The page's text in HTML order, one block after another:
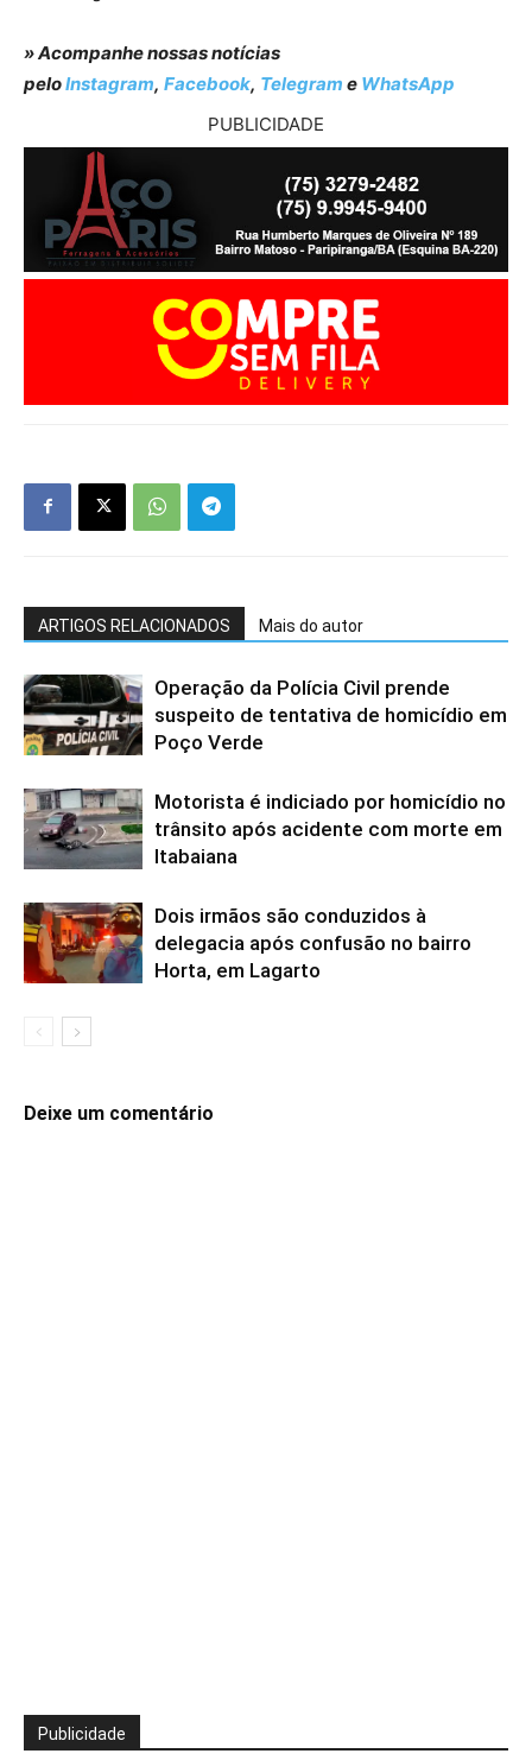
» Acompanhe nossas notícias
peloInstagram, Facebook, Telegram e WhatsApp
PUBLICIDADE
ARTIGOS RELACIONADOS Mais do autor
Operação da Polícia Civil prende
suspeito de tentativa de homicídio em
Poço Verde
Motorista é indiciado por homicídio no
trânsito após acidente com morte em
Itabaiana
Dois irmãos são conduzidos à
delegacia após confusão no bairro
Horta, em Lagarto
Deixe um comentário
Publicidade